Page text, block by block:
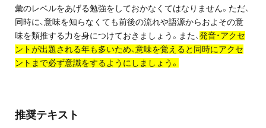
彙のレベルをあげる勉強をしておかなくてはなりません。ただ、
同時に、意味を知らなくても前後の流れや語源からおよその意
味を類推する力を身につけておきましょう。また、発音・アクセ
ントが出題される年も多いため、意味を覚えると同時にアクセ
ントまで必ず意識をするようにしましょう。
推奨テキスト